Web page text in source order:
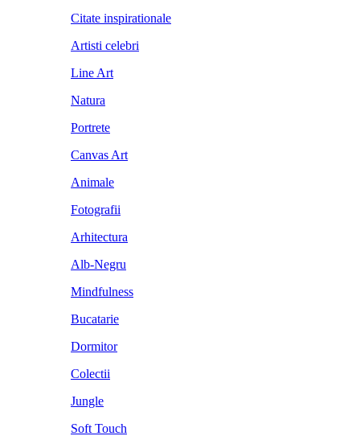
Citate inspirationale
Artisti celebri
Line Art
Natura
Portrete
Canvas Art
Animale
Fotografii
Arhitectura
Alb-Negru
Mindfulness
Bucatarie
Dormitor
Colectii
Jungle
Soft Touch